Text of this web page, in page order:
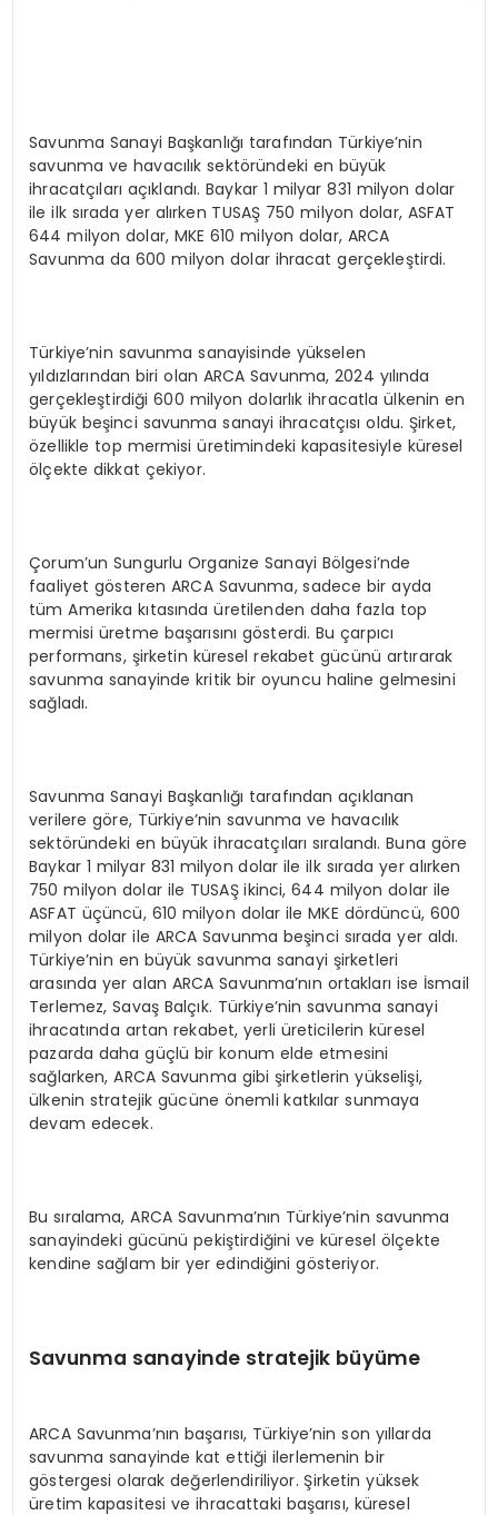
Savunma Sanayi Başkanlığı tarafından Türkiye’nin
savunma ve havacılık sektöründeki en büyük
ihracatçıları açıklandı. Baykar 1 milyar 831 milyon dolar
ile ilk sırada yer alırken TUSAŞ 750 milyon dolar, ASFAT
644 milyon dolar, MKE 610 milyon dolar, ARCA
Savunma da 600 milyon dolar ihracat gerçekleştirdi.
Türkiye’nin savunma sanayisinde yükselen
yıldızlarından biri olan ARCA Savunma, 2024 yılında
gerçekleştirdiği 600 milyon dolarlık ihracatla ülkenin en
büyük beşinci savunma sanayi ihracatçısı oldu. Şirket,
özellikle top mermisi üretimindeki kapasitesiyle küresel
ölçekte dikkat çekiyor.
Çorum’un Sungurlu Organize Sanayi Bölgesi’nde
faaliyet gösteren ARCA Savunma, sadece bir ayda
tüm Amerika kıtasında üretilenden daha fazla top
mermisi üretme başarısını gösterdi. Bu çarpıcı
performans, şirketin küresel rekabet gücünü artırarak
savunma sanayinde kritik bir oyuncu haline gelmesini
sağladı.
Savunma Sanayi Başkanlığı tarafından açıklanan
verilere göre, Türkiye’nin savunma ve havacılık
sektöründeki en büyük ihracatçıları sıralandı. Buna göre
Baykar 1 milyar 831 milyon dolar ile ilk sırada yer alırken
750 milyon dolar ile TUSAŞ ikinci, 644 milyon dolar ile
ASFAT üçüncü, 610 milyon dolar ile MKE dördüncü, 600
milyon dolar ile ARCA Savunma beşinci sırada yer aldı.
Türkiye’nin en büyük savunma sanayi şirketleri
arasında yer alan ARCA Savunma’nın ortakları ise İsmail
Terlemez, Savaş Balçık. Türkiye’nin savunma sanayi
ihracatında artan rekabet, yerli üreticilerin küresel
pazarda daha güçlü bir konum elde etmesini
sağlarken, ARCA Savunma gibi şirketlerin yükselişi,
ülkenin stratejik gücüne önemli katkılar sunmaya
devam edecek.
Bu sıralama, ARCA Savunma’nın Türkiye’nin savunma
sanayindeki gücünü pekiştirdiğini ve küresel ölçekte
kendine sağlam bir yer edindiğini gösteriyor.
Savunma sanayinde stratejik büyüme
ARCA Savunma’nın başarısı, Türkiye’nin son yıllarda
savunma sanayinde kat ettiği ilerlemenin bir
göstergesi olarak değerlendiriliyor. Şirketin yüksek
üretim kapasitesi ve ihracattaki başarısı, küresel